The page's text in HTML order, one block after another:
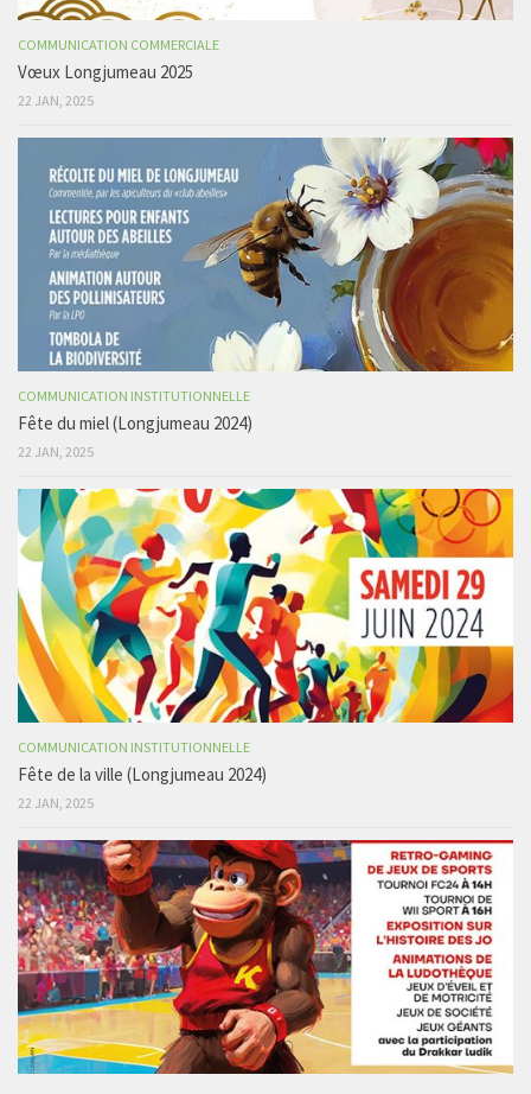
COMMUNICATION COMMERCIALE
Vœux Longjumeau 2025
22 JAN, 2025
COMMUNICATION INSTITUTIONNELLE
Fête du miel (Longjumeau 2024)
22 JAN, 2025
COMMUNICATION INSTITUTIONNELLE
Fête de la ville (Longjumeau 2024)
22 JAN, 2025